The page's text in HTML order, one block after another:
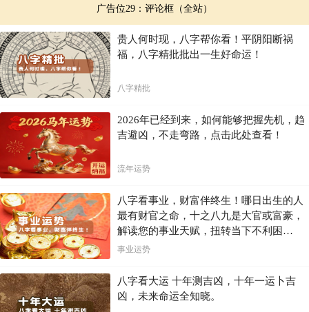
广告位29：评论框（全站）
贵人何时现，八字帮你看！平阴阳断祸
福，八字精批批出一生好命运！
八字精批
2026年已经到来，如何能够把握先机，趋
吉避凶，不走弯路，点击此处查看！
流年运势
八字看事业，财富伴终生！哪日出生的人
最有财官之命，十之八九是大官或富豪，
解读您的事业天赋，扭转当下不利困
局！！
事业运势
八字看大运 十年测吉凶，十年一运卜吉
凶，未来命运全知晓。